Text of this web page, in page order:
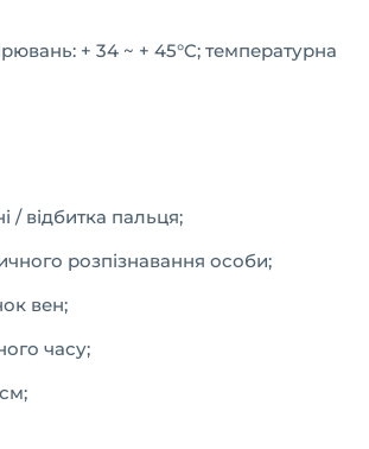
+ 34 ~ + 45°C; температурна
/ відбитка пальця;
розпізнавання особи;
вен;
часу;